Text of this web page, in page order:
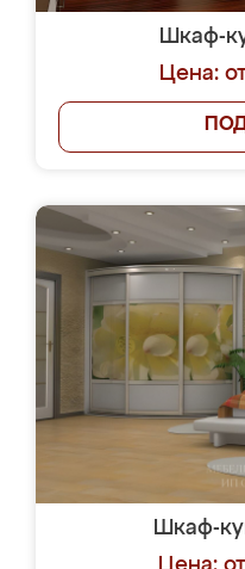
Шкаф-
Цена:
Шкаф-